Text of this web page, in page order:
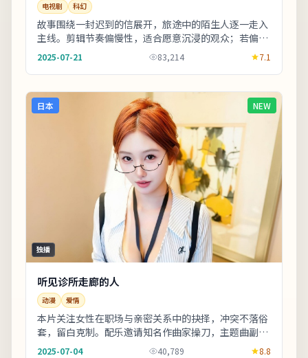
电视剧 科幻
故事围绕一封迟到的信展开，旅途中的陌生人逐一走入
主线。剪辑节奏偏慢性，适合愿意沉浸的观众；若偏好
快节奏可酌情快进前半。适合晚间完整观看，配合大
2025-07-21 83,214 7.1
日本 NEW
独播
听见诊所走廊的人
动漫 爱情
本片关注女性在职场与亲密关系中的抉择，冲突不落俗
套，留白克制。配乐邀请知名作曲家操刀，主题曲副歌
与剧情高潮同步上扬。适合喜欢细腻叙事与现实质感
2025-07-04 40,789 8.8